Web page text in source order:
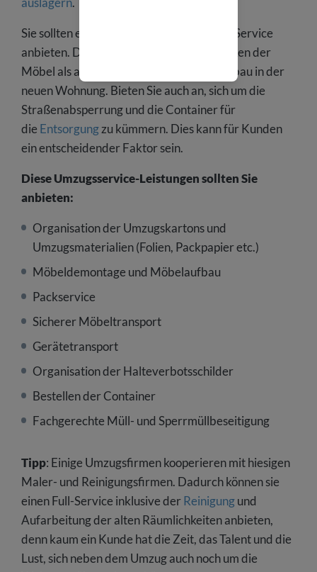
Sie sollten einen möglichst ganzheitlichen Service
anbieten. Dazu gehört sowohl das Einpacken der
Möbel als auch das Verladen und der Aufbau in der
neuen Wohnung. Bieten Sie auch an, sich um die
Straßenabsperrung und die Container für
die Entsorgungzu kümmern. Dies kann für Kunden
ein entscheidender Faktor sein.
Diese Umzugsservice-Leistungen sollten Sie
anbieten:
Organisation der Umzugskartons und
Umzugsmaterialien (Folien, Packpapier etc.)
Möbeldemontage und Möbelaufbau
Packservice
Sicherer Möbeltransport
Gerätetransport
Organisation der Halteverbotsschilder
Bestellen der Container
Fachgerechte Müll- und Sperrmüllbeseitigung
Tipp: Einige Umzugsfirmen kooperieren mit hiesigen
Maler- und Reinigungsfirmen. Dadurch können sie
einen Full-Service inklusive derReinigungund
Aufarbeitung der alten Räumlichkeiten anbieten,
denn kaum ein Kunde hat die Zeit, das Talent und die
Lust, sich neben dem Umzug auch noch um die